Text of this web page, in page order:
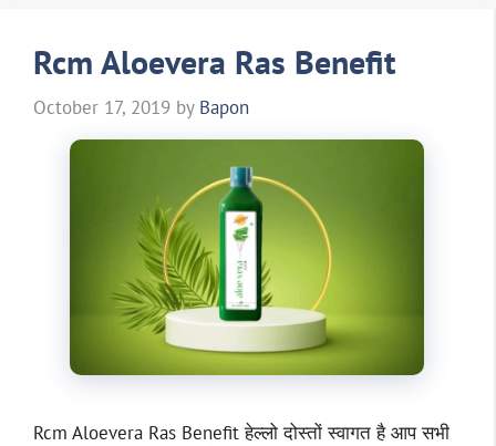
Rcm Aloevera Ras Benefit
October 17, 2019 by Bapon
Rcm Aloevera Ras Benefit हेल्लो दोस्तों स्वागत है आप सभी